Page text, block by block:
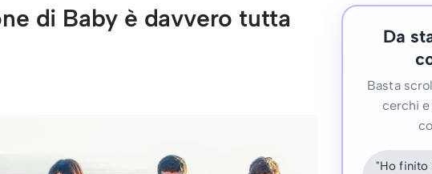
di Baby è davvero tutta
Da
Basta
cerchi
"Ho finito